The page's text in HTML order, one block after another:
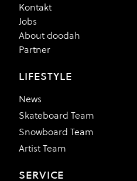
Kontakt
Jobs
About doodah
Partner
LIFESTYLE
News
Skateboard Team
Snowboard Team
Artist Team
SERVICE